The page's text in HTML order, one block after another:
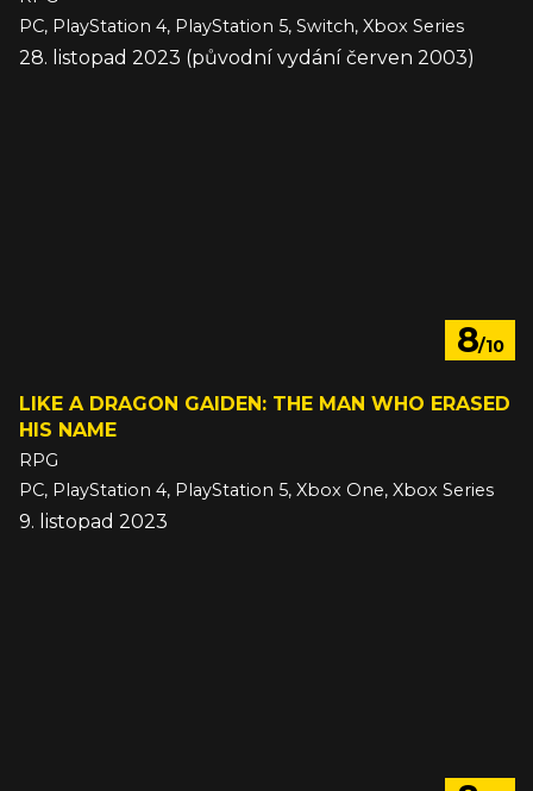
PC, PlayStation 4, PlayStation 5, Switch, Xbox Series
28. listopad 2023 (původní vydání červen 2003)
8/10
LIKE A DRAGON GAIDEN: THE MAN WHO ERASED
HIS NAME
RPG
PC, PlayStation 4, PlayStation 5, Xbox One, Xbox Series
9. listopad 2023